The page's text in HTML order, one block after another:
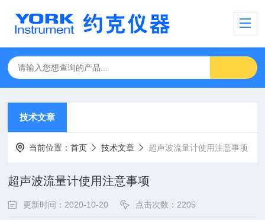
技术文章
当前位置：首页 技术文章 超声波流量计使用注意事项
超声波流量计使用注意事项
更新时间：2020-10-20 点击次数：2205